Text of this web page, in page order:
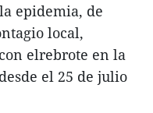
epidemia, de
local,
elrebrote en la
el 25 de julio